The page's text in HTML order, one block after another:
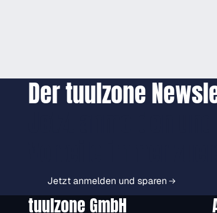
Der tuulzone
Jetzt anmelden und sparen
tuulzone GmbH